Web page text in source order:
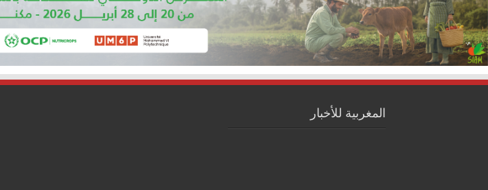
المغربية للأخبار